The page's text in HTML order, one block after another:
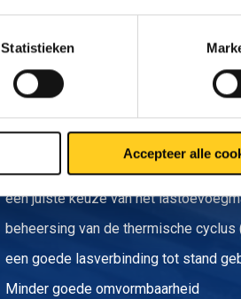
Statistieken
Accepteer alle
In het algemeen is duplex roestvast
een juiste keuze van het
beheersing van de thermische
een goede lasverbinding tot stand
Minder goede omvormbaarheid